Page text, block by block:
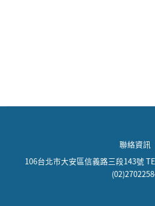
聯絡資訊
106台北市大安區信義路三段143號